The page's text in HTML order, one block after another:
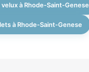
velux à Rhode-Saint-Genese
à Rhode-Saint-Genese